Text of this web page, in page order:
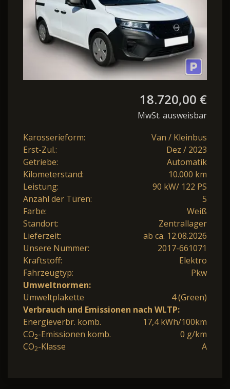
18.720,00 €
MwSt. ausweisbar
Karosserieform:
Van / Kleinbus
Erst-Zul.:
Dez / 2023
Getriebe:
Automatik
Kilometerstand:
10.000 km
Leistung:
90 kW/ 122 PS
Anzahl der Türen:
5
Farbe:
Weiß
Standort:
Zentrallager
Lieferzeit:
ab ca. 12.08.2026
Unsere Nummer:
2017-661071
Kraftstoff:
Elektro
Fahrzeugtyp:
Pkw
Umweltnormen:
Umweltplakette
4 (Green)
Verbrauch und Emissionen nach WLTP:
Energieverbr. komb.
17,4 kWh/100km
CO2-Emissionen komb.
0 g/km
CO2-Klasse A